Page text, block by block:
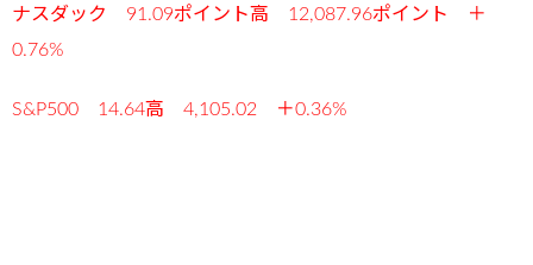
ナスダック 91.09ポイント高 12,087.96ポイント ＋
0.76%
S&P500 14.64高 4,105.02 ＋0.36%